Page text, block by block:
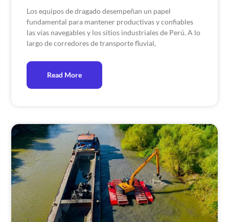
Los equipos de dragado desempeñan un papel
fundamental para mantener productivas y confiables
las vías navegables y los sitios industriales de Perú. A lo
largo de corredores de transporte fluvial,
Read More